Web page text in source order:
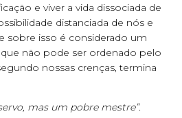
e viver a vida dissociada de
distanciada de nós e
sobre isso é considerado um
não pode ser ordenado pelo
nossas crenças, termina
mas um pobre mestre”.